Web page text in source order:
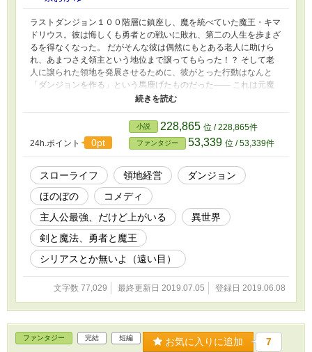
ラストダンジョン１００階層に鎮座し、魔を統べていた魔王・キマ
ドリウス。彼は悔しくも勇者との戦いに敗れ、第二の人生を歩まざ
るを得なくなった。 だがそんな彼は偶然にもとある老人に助けら
れ、あまつさえ領主という地位まで譲ってもらった！？ そして老
人に譲られた領地を発展させるために、彼がとった行動はなんと
「ダンジョンを作る」という馬鹿げたものだった―― これは元魔
王の領主のほのぼの領地経営（多分）である。 感想や評価、待っ
てます！ 作者が喜びます！
24h.ポイント 0pt
小説 228,865 位 / 228,865件
ファンタジー 53,339 位 / 53,339件
スローライフ 領地経営
ダンジョン
ほのぼの
コメディ
主人公最強、だけど上がいる
異世界
剣と魔法、勇者と魔王
シリアスとか無いよ（遠い目）
文字数 77,029 最終更新日 2019.07.05 登録日 2019.06.08
ファンタジー 完結 短編 お気に入りに追加 7